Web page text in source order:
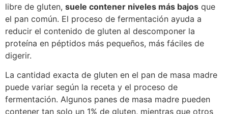
libre de gluten, suele contener niveles más bajos que
el pan común. El proceso de fermentación ayuda a
reducir el contenido de gluten al descomponer la
proteína en péptidos más pequeños, más fáciles de
digerir.
La cantidad exacta de gluten en el pan de masa madre
puede variar según la receta y el proceso de
fermentación. Algunos panes de masa madre pueden
contener tan solo un 1% de gluten, mientras que otros